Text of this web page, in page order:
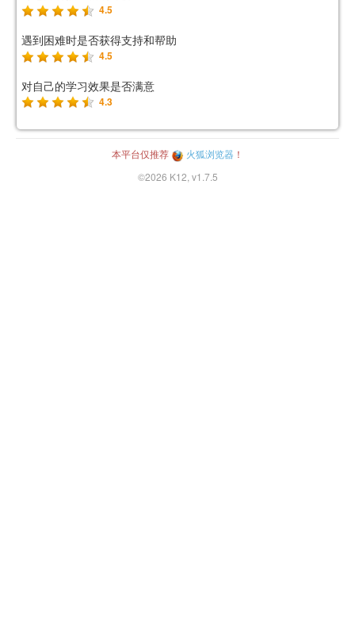
4.5
遇到困难时是否获得支持和帮助
4.5
对自己的学习效果是否满意
4.3
本平台仅推荐 火狐浏览器 ！
©2026 K12, v1.7.5